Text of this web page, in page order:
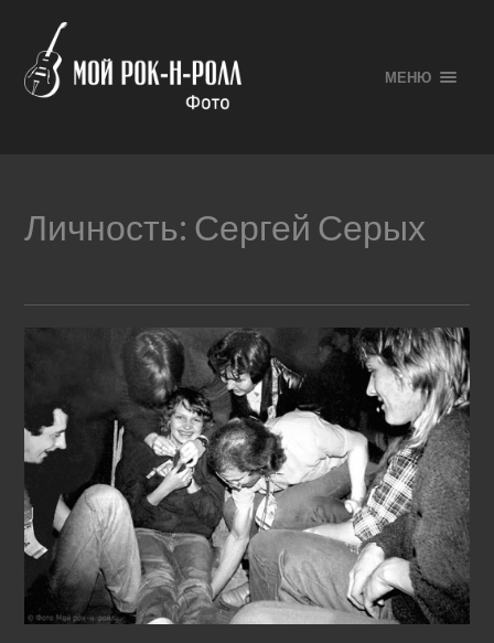
МЕНЮ
Личность: Сергей Серых